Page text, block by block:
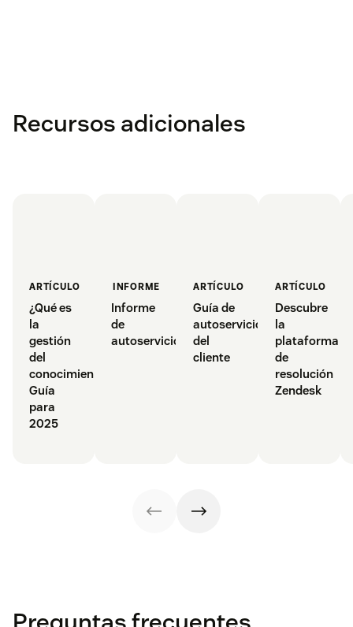
Recursos adicionales
ARTÍCULO
¿Qué es
la
gestión
del
conocimiento?
Guía
para
2025
INFORME
Informe
de
autoservicio
ARTÍCULO
Guía de
autoservicio
del
cliente
ARTÍCULO
Descubre
la
plataforma
de
resolución
Zendesk